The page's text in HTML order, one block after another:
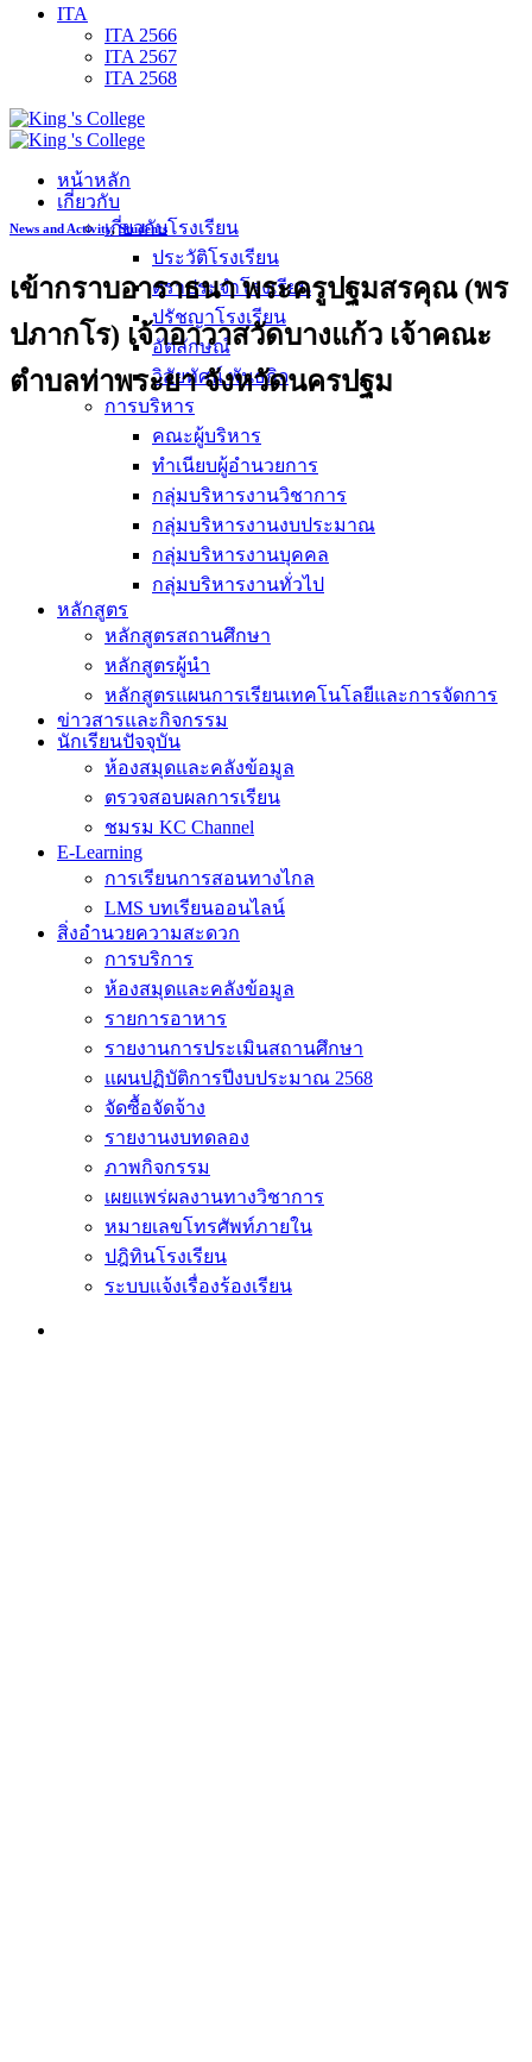
ITA
ITA 2566
ITA 2567
ITA 2568
หน้าหลัก
เกี่ยวกับ
เกี่ยวกับโรงเรียน
ประวัติโรงเรียน
ตราประจำโรงเรียน
ปรัชญาโรงเรียน
อัตลักษณ์
วิสัยทัศน์ พันธกิจ
การบริหาร
คณะผู้บริหาร
ทำเนียบผู้อำนวยการ
กลุ่มบริหารงานวิชาการ
กลุ่มบริหารงานงบประมาณ
กลุ่มบริหารงานบุคคล
กลุ่มบริหารงานทั่วไป
หลักสูตร
หลักสูตรสถานศึกษา
หลักสูตรผู้นำ
หลักสูตรแผนการเรียนเทคโนโลยีและการจัดการ
ข่าวสารและกิจกรรม
นักเรียนปัจจุบัน
ห้องสมุดและคลังข้อมูล
ตรวจสอบผลการเรียน
ชมรม KC Channel
E-Learning
การเรียนการสอนทางไกล
LMS บทเรียนออนไลน์
สิ่งอำนวยความสะดวก
การบริการ
ห้องสมุดและคลังข้อมูล
รายการอาหาร
รายงานการประเมินสถานศึกษา
แผนปฏิบัติการปีงบประมาณ 2568
จัดซื้อจัดจ้าง
รายงานงบทดลอง
ภาพกิจกรรม
เผยแพร่ผลงานทางวิชาการ
หมายเลขโทรศัพท์ภายใน
ปฎิทินโรงเรียน
ระบบแจ้งเรื่องร้องเรียน
News and Activity,Students
เข้ากราบอาราธนา พระครูปฐมสรคุณ (พร
ปภากโร) เจ้าอาวาสวัดบางแก้ว เจ้าคณะ
ตำบลท่าพระยา จังหวัดนครปฐม